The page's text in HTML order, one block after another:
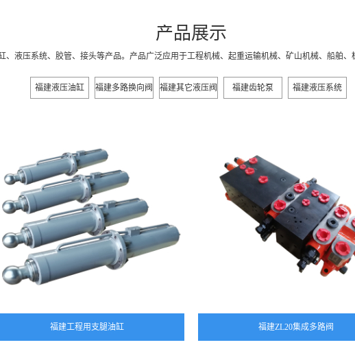
产品展示
、液压系统、胶管、接头等产品。产品广泛应用于工程机械、起重运输机械、矿山机械、船舶、
福建液压油缸 福建多路换向阀 福建其它液压阀 福建齿轮泵 福建液压系统
福建工程用支腿油缸 福建ZL20集成多路阀